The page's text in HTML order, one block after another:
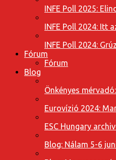
INFE Poll 2025:
INFE Poll 2024: Itt
INFE Poll 2024:
Fórum
Fórum
Blog
Önkényes
Eurovízió 2024:
ESC Hungary
Blog: Nálam 5-6